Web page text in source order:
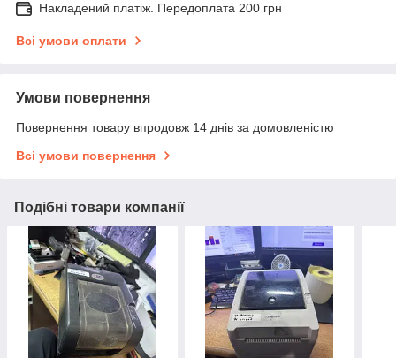
Накладений платіж. Передоплата 200 грн
Всі умови оплати
Умови повернення
Повернення товару впродовж 14 днів за домовленістю
Всі умови повернення
Подібні товари компанії